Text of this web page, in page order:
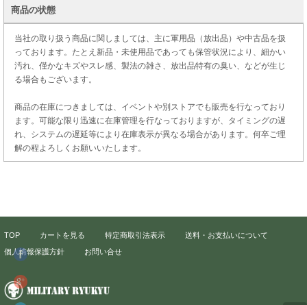
商品の状態
当社の取り扱う商品に関しましては、主に軍用品（放出品）や中古品を扱
っております。たとえ新品・未使用品であっても保管状況により、細かい
汚れ、僅かなキズやスレ感、製法の雑さ、放出品特有の臭い、などが生じ
る場合もございます。
商品の在庫につきましては、イベントや別ストアでも販売を行なっており
ます。可能な限り迅速に在庫管理を行なっておりますが、タイミングの遅
れ、システムの遅延等により在庫表示が異なる場合があります。何卒ご理
解の程よろしくお願いいたします。
TOP カートを見る 特定商取引法表示
送料・お支払いについて
個人情報保護方針
お問い合せ